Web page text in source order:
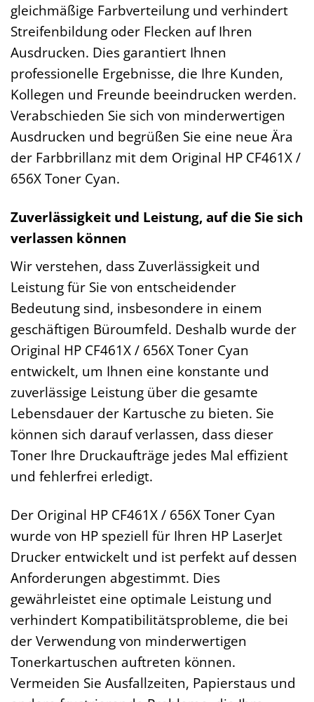
gleichmäßige Farbverteilung und verhindert
Streifenbildung oder Flecken auf Ihren
Ausdrucken. Dies garantiert Ihnen
professionelle Ergebnisse, die Ihre Kunden,
Kollegen und Freunde beeindrucken werden.
Verabschieden Sie sich von minderwertigen
Ausdrucken und begrüßen Sie eine neue Ära
der Farbbrillanz mit dem Original HP CF461X /
656X Toner Cyan.
Zuverlässigkeit und Leistung, auf die Sie sich
verlassen können
Wir verstehen, dass Zuverlässigkeit und
Leistung für Sie von entscheidender
Bedeutung sind, insbesondere in einem
geschäftigen Büroumfeld. Deshalb wurde der
Original HP CF461X / 656X Toner Cyan
entwickelt, um Ihnen eine konstante und
zuverlässige Leistung über die gesamte
Lebensdauer der Kartusche zu bieten. Sie
können sich darauf verlassen, dass dieser
Toner Ihre Druckaufträge jedes Mal effizient
und fehlerfrei erledigt.
Der Original HP CF461X / 656X Toner Cyan
wurde von HP speziell für Ihren HP LaserJet
Drucker entwickelt und ist perfekt auf dessen
Anforderungen abgestimmt. Dies
gewährleistet eine optimale Leistung und
verhindert Kompatibilitätsprobleme, die bei
der Verwendung von minderwertigen
Tonerkartuschen auftreten können.
Vermeiden Sie Ausfallzeiten, Papierstaus und